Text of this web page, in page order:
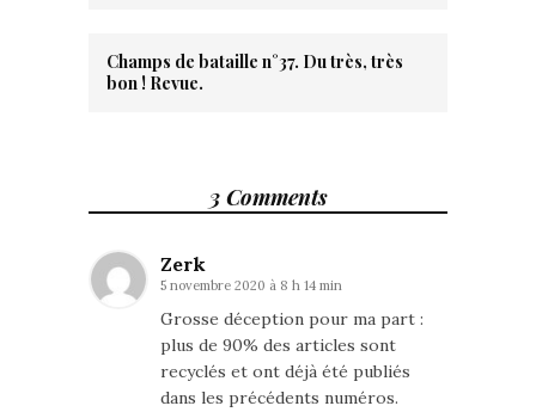
Champs de bataille n°37. Du très, très
bon ! Revue.
3 Comments
Zerk
5 novembre 2020 à 8 h 14 min
Grosse déception pour ma part :
plus de 90% des articles sont
recyclés et ont déjà été publiés
dans les précédents numéros.